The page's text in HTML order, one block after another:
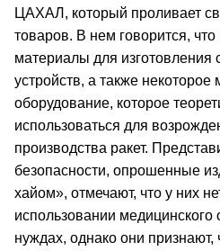
ЦАХАЛ, который проливает
товаров. В нем говорится, что
материалы для
устройств, а также некоторое
оборудование, которое
использоваться для
производства ракет.
безопасности, опрошенные
хайом», отмечают, что у них
использовании
нуждах, однако они